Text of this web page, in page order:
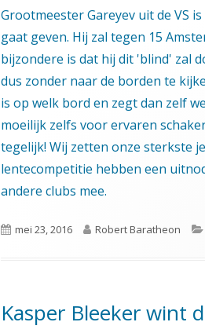
Grootmeester Gareyev uit de VS
gaat geven. Hij zal tegen 15
bijzondere is dat hij dit 'blind' zal
dus zonder naar de borden te
is op welk bord en zegt dan zelf
moeilijk zelfs voor ervaren
tegelijk! Wij zetten onze sterkste
lentecompetitie hebben een
andere clubs mee.
Gepubliceerd
mei 23, 2016 Auteur
Robert Baratheon
Kasper Bleeker wint